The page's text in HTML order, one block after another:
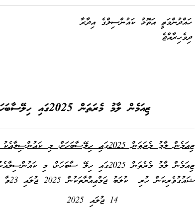
ހައްދުންމަތީ އަތޮޅު ކައުންސިލްގެ އިދާރާ
ދިވެހިރާއްޖެ
ޒިއަމެން ލާމު މެރަތަން 2025ގައި ހިލޭސާބަހަށް، މި ކައުންސިލާއެކު މަސައްކަތްކޮށްދޭނެ ކުލަބް/ޖަމްޢިއްޔާއެއް ހޯދުން
ޒިއަމެން ލާމު މެރަތަން 2025ގައި ހިލޭސާބަހަށް، މި ކައުންސިލާއެކު މަސައްކަތްކޮށްދޭނެ ކުލަބް/ޖަމްޢިއްޔާއެއް ހޯދުން
ޒިއަމެން ލާމު މެރެތަން 2025ގައި ހިލޭ
ޝައުގުވެރިކަން ހުރި ކުލަބު ޖަމްޢިއްޔާތަކުން 2025 ޖުލައި 23ވާ ބުދަ ދުވަހުގެ 14:00ގެ ކުރިން ލިޔުމަކުން މި ކައުންސިލަށް ހުށަހެޅުއްވުން އެދެމެވެ.